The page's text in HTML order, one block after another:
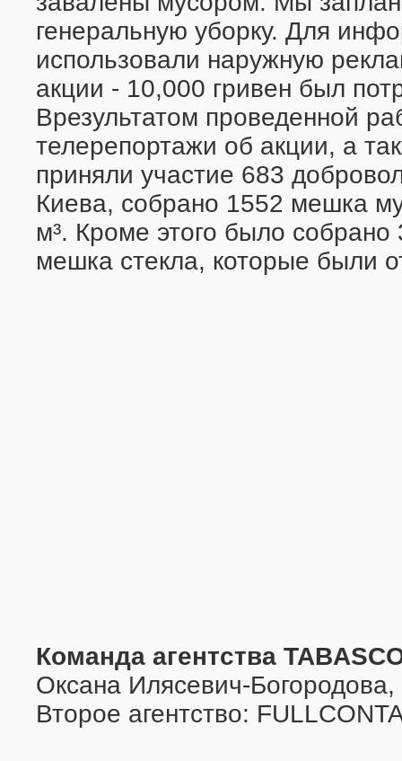
генеральную уборку. Для
использовали наружную
акции - 10,000 гривен был
Врезультатом проведенной
телерепортажи об акции, а
приняли участие 683
Киева, собрано 1552 мешка
м³. Кроме этого было
мешка стекла, которые были
Команда агентства
Оксана Илясевич-Богородова,
Второе агентство: